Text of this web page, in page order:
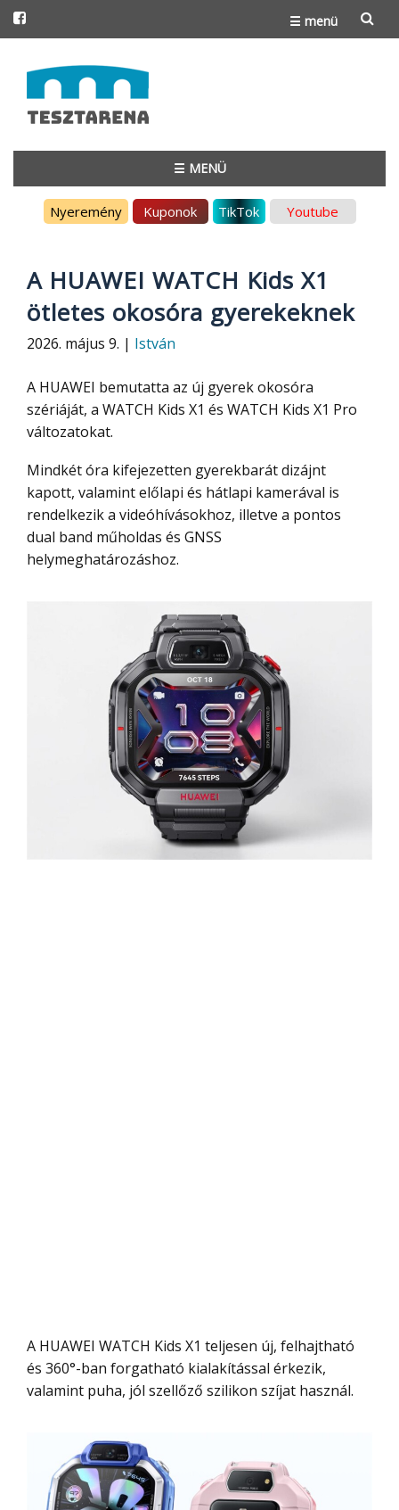
☰ menü
to
content
☰ MENÜ
Nyeremény Kuponok TikTok Youtube
A HUAWEI WATCH Kids X1
ötletes okosóra gyerekeknek
2026. május 9. | István
A HUAWEI bemutatta az új gyerek okosóra
szériáját, a WATCH Kids X1 és WATCH Kids X1 Pro
változatokat.
Mindkét óra kifejezetten gyerekbarát dizájnt
kapott, valamint előlapi és hátlapi kamerával is
rendelkezik a videóhívásokhoz, illetve a pontos
dual band műholdas és GNSS
helymeghatározáshoz.
A HUAWEI WATCH Kids X1 teljesen új, felhajtható
és 360°-ban forgatható kialakítással érkezik,
valamint puha, jól szellőző szilikon szíjat használ.